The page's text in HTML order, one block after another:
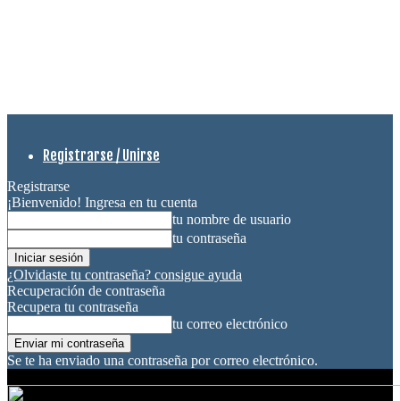
Registrarse / Unirse
Registrarse
¡Bienvenido! Ingresa en tu cuenta
tu nombre de usuario
tu contraseña
¿Olvidaste tu contraseña? consigue ayuda
Recuperación de contraseña
Recupera tu contraseña
tu correo electrónico
Se te ha enviado una contraseña por correo electrónico.